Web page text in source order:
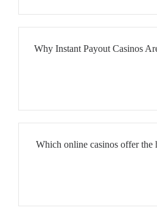
Why Instant Payout Casinos
Which online casinos offer the